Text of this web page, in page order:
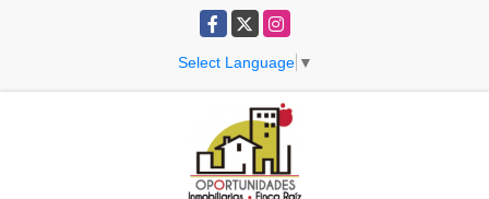
Facebook
X Instagram
Select Language ▼